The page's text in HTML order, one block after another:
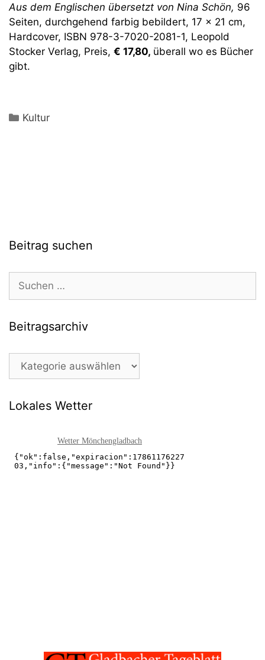
Aus dem Englischen übersetzt von Nina Schön, 96
Seiten, durchgehend farbig bebildert, 17 x 21 cm,
Hardcover, ISBN 978-3-7020-2081-1, Leopold
Stocker Verlag, Preis, € 17,80, überall wo es Bücher
gibt.
Kategorien
Kultur
Beitrag suchen
nach:
Beitragsarchiv
Beitragsarchiv
Lokales Wetter
Wetter Mönchengladbach